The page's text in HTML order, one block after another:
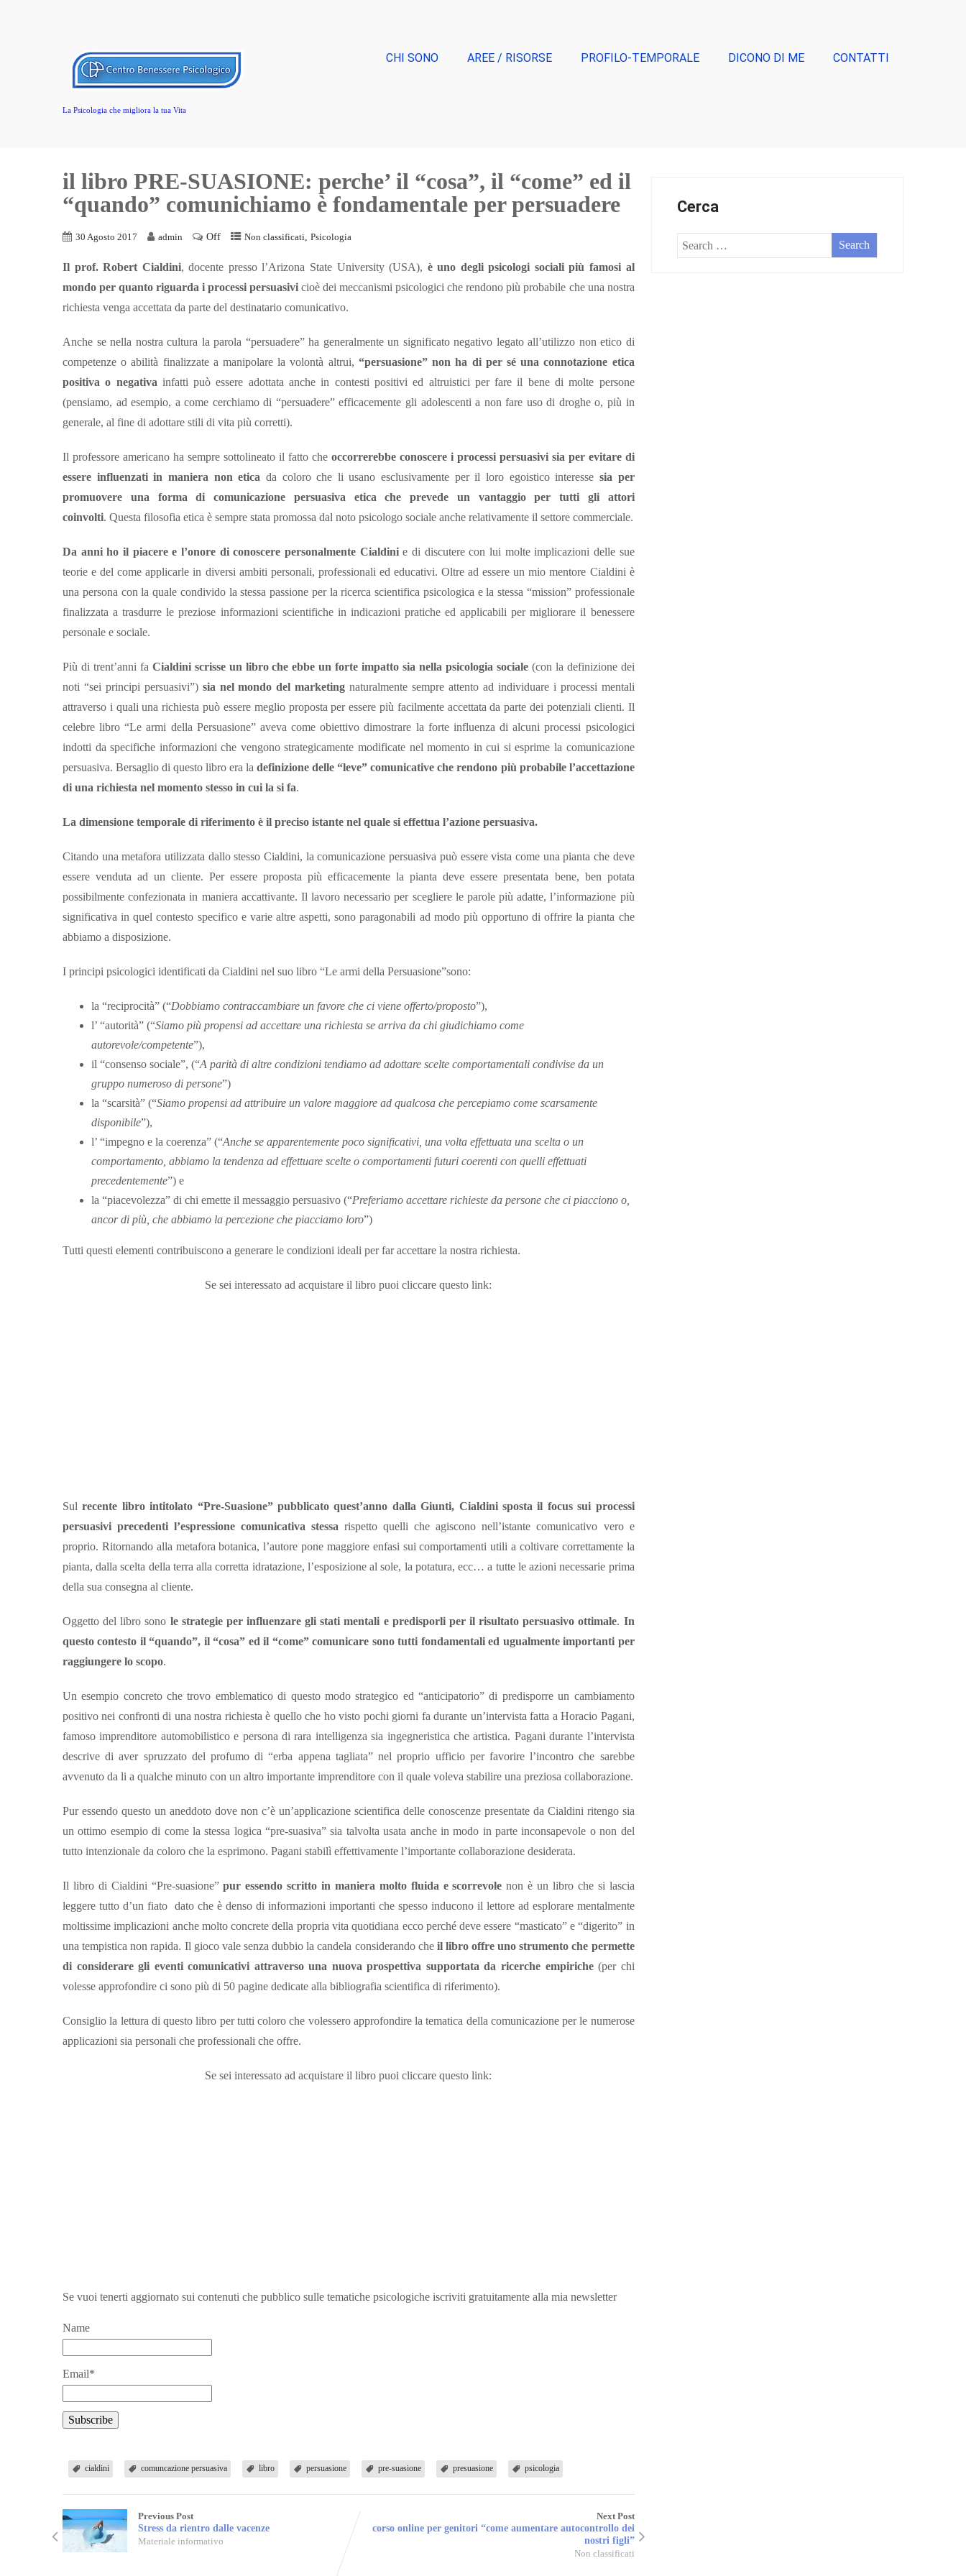
La Psicologia che migliora la tua Vita
CHI SONO AREE / RISORSE PROFILO-TEMPORALE DICONO DI ME CONTATTI
il libro PRE-SUASIONE: perche’ il “cosa”, il “come” ed il
“quando” comunichiamo è fondamentale per persuadere
30 Agosto 2017 admin Off Non classificati, Psicologia
Il prof. Robert Cialdini, docente presso l’Arizona State University (USA), è uno degli psicologi sociali più famosi al
mondo per quanto riguarda i processi persuasivi cioè dei meccanismi psicologici che rendono più probabile che una nostra
richiesta venga accettata da parte del destinatario comunicativo.
Anche se nella nostra cultura la parola “persuadere” ha generalmente un significato negativo legato all’utilizzo non etico di
competenze o abilità finalizzate a manipolare la volontà altrui, “persuasione” non ha di per sé una connotazione etica
positiva o negativainfatti può essere adottata anche in contesti positivi ed altruistici per fare il bene di molte persone
(pensiamo, ad esempio, a come cerchiamo di “persuadere” efficacemente gli adolescenti a non fare uso di droghe o, più in
generale, al fine di adottare stili di vita più corretti).
Il professore americano ha sempre sottolineato il fatto che occorrerebbe conoscere i processi persuasivi sia per evitare di
essere influenzati in maniera non etica da coloro che li usano esclusivamente per il loro egoistico interesse sia per
promuovere una forma di comunicazione persuasiva etica che prevede un vantaggio per tutti gli attori
coinvolti. Questa filosofia etica è sempre stata promossa dal noto psicologo sociale anche relativamente il settore commerciale.
Da anni ho il piacere e l’onore di conoscere personalmente Cialdinie di discutere con lui molte implicazioni delle sue
teorie e del come applicarle in diversi ambiti personali, professionali ed educativi. Oltre ad essere un mio mentore Cialdini è
una persona con la quale condivido la stessa passione per la ricerca scientifica psicologica e la stessa “mission” professionale
finalizzata a trasdurre le preziose informazioni scientifiche in indicazioni pratiche ed applicabili per migliorare il benessere
personale e sociale.
Più di trent’anni fa Cialdini scrisse un libro che ebbe un forte impatto sia nella psicologia sociale(con la definizione dei
noti “sei principi persuasivi”) sia nel mondo del marketing naturalmente sempre attento ad individuare i processi mentali
attraverso i quali una richiesta può essere meglio proposta per essere più facilmente accettata da parte dei potenziali clienti. Il
celebre libro “Le armi della Persuasione” aveva come obiettivo dimostrare la forte influenza di alcuni processi psicologici
indotti da specifiche informazioni che vengono strategicamente modificate nel momento in cui si esprime la comunicazione
persuasiva. Bersaglio di questo libro era ladefinizione delle “leve” comunicative che rendono più probabile l’accettazione
di una richiesta nel momento stesso in cui la si fa.
La dimensione temporale di riferimento è il preciso istante nel quale si effettua l’azione persuasiva.
Citando una metafora utilizzata dallo stesso Cialdini, la comunicazione persuasiva può essere vista come una pianta che deve
essere venduta ad un cliente. Per essere proposta più efficacemente la pianta deve essere presentata bene, ben potata
possibilmente confezionata in maniera accattivante. Il lavoro necessario per scegliere le parole più adatte, l’informazione più
significativa in quel contesto specifico e varie altre aspetti, sono paragonabili ad modo più opportuno di offrire la pianta che
abbiamo a disposizione.
I principi psicologici identificati da Cialdini nel suo libro “Le armi della Persuasione”sono:
la “reciprocità” (“Dobbiamo contraccambiare un favore che ci viene offerto/proposto”),
l’ “autorità” (“Siamo più propensi ad accettare una richiesta se arriva da chi giudichiamo come
autorevole/competente”),
il “consenso sociale”, (“A parità di altre condizioni tendiamo ad adottare scelte comportamentali condivise da un
gruppo numeroso di persone”)
la “scarsità” (“Siamo propensi ad attribuire un valore maggiore ad qualcosa che percepiamo come scarsamente
disponibile”),
l’ “impegno e la coerenza” (“Anche se apparentemente poco significativi, una volta effettuata una scelta o un
comportamento, abbiamo la tendenza ad effettuare scelte o comportamenti futuri coerenti con quelli effettuati
precedentemente”) e
la “piacevolezza” di chi emette il messaggio persuasivo (“Preferiamo accettare richieste da persone che ci piacciono o,
ancor di più, che abbiamo la percezione che piacciamo loro”)
Tutti questi elementi contribuiscono a generare le condizioni ideali per far accettare la nostra richiesta.
Se sei interessato ad acquistare il libro puoi cliccare questo link:
Sulrecente libro intitolato “Pre-Suasione” pubblicato quest’anno dalla Giunti, Cialdini sposta il focus sui processi
persuasivi precedenti l’espressione comunicativa stessa rispetto quelli che agiscono nell’istante comunicativo vero e
proprio. Ritornando alla metafora botanica, l’autore pone maggiore enfasi sui comportamenti utili a coltivare correttamente la
pianta, dalla scelta della terra alla corretta idratazione, l’esposizione al sole, la potatura, ecc… a tutte le azioni necessarie prima
della sua consegna al cliente.
Oggetto del libro sono le strategie per influenzare gli stati mentali e predisporli per il risultato persuasivo ottimale. In
questo contesto il “quando”, il “cosa” ed il “come” comunicare sono tutti fondamentali ed ugualmente importanti per
raggiungere lo scopo.
Un esempio concreto che trovo emblematico di questo modo strategico ed “anticipatorio” di predisporre un cambiamento
positivo nei confronti di una nostra richiesta è quello che ho visto pochi giorni fa durante un’intervista fatta a Horacio Pagani,
famoso imprenditore automobilistico e persona di rara intelligenza sia ingegneristica che artistica. Pagani durante l’intervista
descrive di aver spruzzato del profumo di “erba appena tagliata” nel proprio ufficio per favorire l’incontro che sarebbe
avvenuto da li a qualche minuto con un altro importante imprenditore con il quale voleva stabilire una preziosa collaborazione.
Pur essendo questo un aneddoto dove non c’è un’applicazione scientifica delle conoscenze presentate da Cialdini ritengo sia
un ottimo esempio di come la stessa logica “pre-suasiva” sia talvolta usata anche in modo in parte inconsapevole o non del
tutto intenzionale da coloro che la esprimono. Pagani stabilì effettivamente l’importante collaborazione desiderata.
Il libro di Cialdini “Pre-suasione”pur essendo scritto in maniera molto fluida e scorrevole non è un libro che si lascia
leggere tutto d’un fiato dato che è denso di informazioni importanti che spesso inducono il lettore ad esplorare mentalmente
moltissime implicazioni anche molto concrete della propria vita quotidiana ecco perché deve essere “masticato” e “digerito” in
una tempistica non rapida. Il gioco vale senza dubbio la candela considerando che il libro offre uno strumento che permette
di considerare gli eventi comunicativi attraverso una nuova prospettiva supportata da ricerche empiriche(per chi
volesse approfondire ci sono più di 50 pagine dedicate alla bibliografia scientifica di riferimento).
Consiglio la lettura di questo libro per tutti coloro che volessero approfondire la tematica della comunicazione per le numerose
applicazioni sia personali che professionali che offre.
Se sei interessato ad acquistare il libro puoi cliccare questo link:
Se vuoi tenerti aggiornato sui contenuti che pubblico sulle tematiche psicologiche iscriviti gratuitamente alla mia newsletter
Name
Email*
cialdini comuncazione persuasiva libro persuasione pre-suasione presuasione psicologia
Previous Post
Stress da rientro dalle vacenze
Materiale informativo
Next Post
corso online per genitori “come aumentare autocontrollo dei
nostri figli”
Non classificati
Cerca